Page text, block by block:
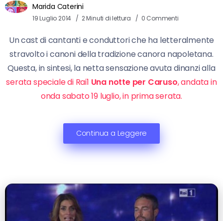
Marida Caterini
19 Luglio 2014 2 Minuti di lettura 0 Commenti
Un cast di cantanti e conduttori che ha letteralmente
stravolto i canoni della tradizione canora napoletana.
Questa, in sintesi, la netta sensazione avuta dinanzi alla
serata speciale di Rai1 Una notte per Caruso, andata in
onda sabato 19 luglio, in prima serata.
Continua a Leggere